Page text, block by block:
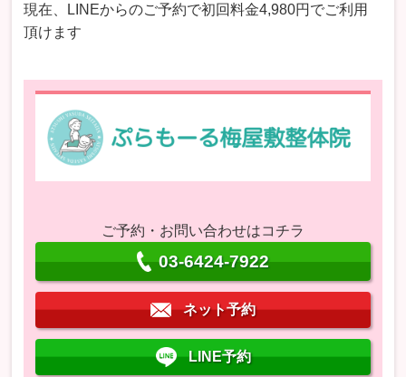
現在、LINEからのご予約で初回料金4,980円でご利用
頂けます
ご予約・お問い合わせはコチラ
03-6424-7922
ネット予約
LINE予約